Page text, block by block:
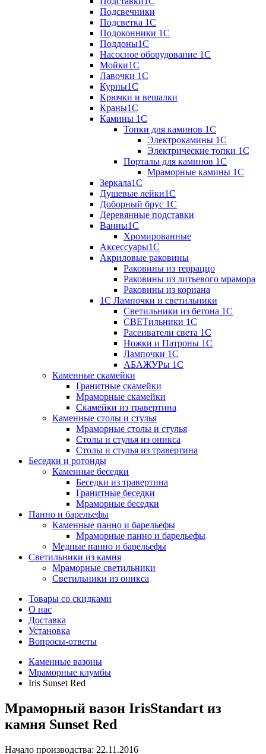
Подсвечники
Подсветка 1С
Подоконники 1С
Поддоны1С
Насосное оборудование 1С
Мойки1С
Лавочки 1С
Курны1С
Крючки и вешалки
Краны1С
Камины 1C
Топки для каминов 1C
Электрокамины 1С
Электрические топки 1C
Порталы для каминов 1С
Мраморные камины 1C
Зеркала1С
Душевые лейки1С
Доборный брус 1С
Деревянные подставки
Ванны1С
Хромированные
Аксессуары1С
Акриловые раковины
Раковины из терраццо
Раковины из литьевого мрамора
Раковины из кориана
1С Лампочки и светильники
Светильники из бетона 1С
СВЕТильники 1С
Расеиватели света 1С
Ножки и Патроны 1С
Лампочки 1С
АБАЖУРы 1С
Каменные скамейки
Гранитные скамейки
Мраморные скамейки
Скамейки из травертина
Каменные столы и стулья
Мраморные столы и стулья
Столы и стулья из оникса
Столы и стулья из травертина
Беседки и ротонды
Каменные беседки
Беседки из травертина
Гранитные беседки
Мраморные беседки
Панно и барельефы
Каменные панно и барельефы
Мраморные панно и барельефы
Медные панно и барельефы
Светильники из камня
Мраморные светильники
Светильники из оникса
Товары со скидками
О нас
Доставка
Установка
Вопросы-ответы
Каменные вазоны
Мраморные клумбы
Iris Sunset Red
Мраморный вазон IrisStandart из
камня Sunset Red
Начало производства: 22.11.2016